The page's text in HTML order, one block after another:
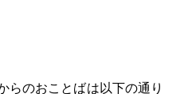
のおことばは以下の通り